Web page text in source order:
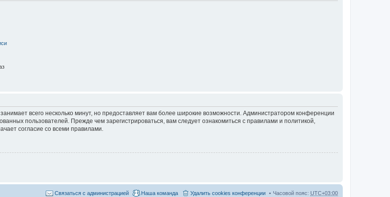
всего несколько минут, но предоставляет вам более широкие возможности. Администратором конференции
пользователей. Прежде чем зарегистрироваться, вам следует ознакомиться с правилами и политикой,
согласие со всеми правилами.
Часовой пояс: UTC+03:00
Удалить cookies конференции
Наша команда
Связаться с администрацией